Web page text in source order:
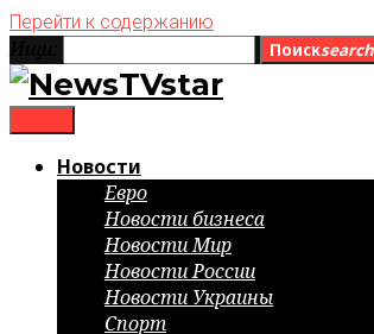
Перейти к содержанию
Поискsearch
Новости
Евро
Новости бизнеса
Новости Мир
Новости России
Новости Украины
Спорт